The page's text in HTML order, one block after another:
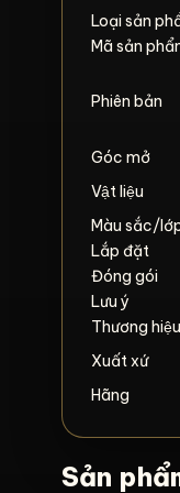
Loại sản
Mã sản
Phiên bản
Góc mở
Vật liệu
Màu sắc/
Lắp đặt
Đóng gói
Lưu ý
Thương hiệu
Xuất xứ
Hãng
Sản